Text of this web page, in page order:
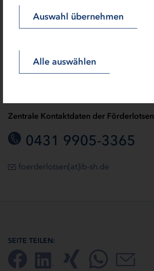
Auswahl übernehmen
Alle auswählen
und Gründungen
Zentrale Kontaktdaten der Förderlotsen
0431 9905-3365
foerderlotsen[at]ib-sh.de
SEITE TEILEN: